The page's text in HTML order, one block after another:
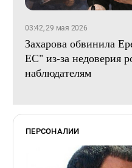
03:42, 29 мая 2026
Захарова обвинила
ЕС" из-за недоверия
наблюдателям
ПЕРСОНАЛИИ